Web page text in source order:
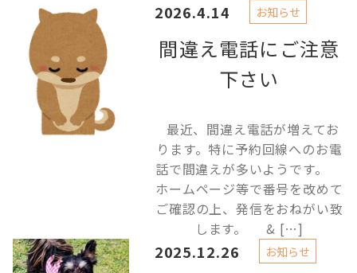
間違え電話にご注意
下さい
2026.4.14 お知らせ
最近、間違え電話が増えてお
ります。特に予約回線へのお電
話で間違えが多いようです。
ホームページ等で番号を改めて
ご確認の上、発信をおねがい致
します。 & […]
2025.12.26 お知らせ